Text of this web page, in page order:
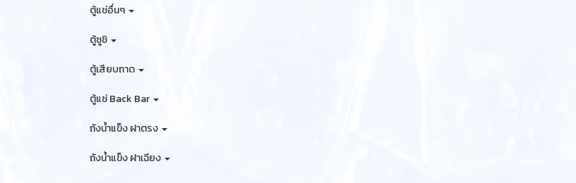
ตู้แช่อื่นๆ
ตู้ซูชิ
ตู้เสียบถาด
ตู้แช่ Back Bar
ถังน้ำแข็ง ฝาตรง
ถังน้ำแข็ง ฝาเฉียง